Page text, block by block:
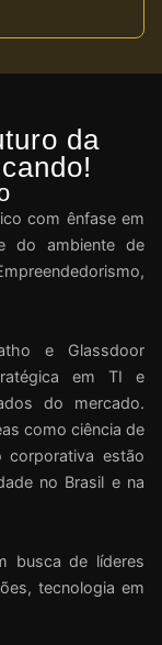
da
com ênfase em
do ambiente de
e Glassdoor
em TI e
do mercado.
como ciência de
corporativa estão
no Brasil e na
busca de líderes
tecnologia em